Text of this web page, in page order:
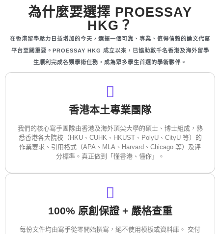
為什麼要選擇 PROESSAY
HKG？
在香港留學壓力日益增加的今天，選擇一個可靠、專業、值得信賴的論文代寫
平台至關重要。PROESSAY HKG 成立以來，已協助數千名香港及海外留學
生順利完成各類學術任務，成為眾多學生首選的學術夥伴。
香港本土專業團隊
我們的核心寫手團隊由香港及海外頂尖大學的碩士、博士組成，熟
悉香港各大院校（HKU、CUHK、HKUST、PolyU、CityU 等）的
作業要求、引用格式（APA、MLA、Harvard、Chicago 等）及评
分標準。真正做到「懂香港、懂你」。
100% 原創保證 + 嚴格查重
每份文件均由寫手從零開始撰寫，絕不使用模板或資料庫。 交付